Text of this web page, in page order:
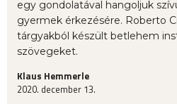
egy gondolatával hangoljuk
gyermek érkezésére. Roberto
tárgyakból készült betlehem
szövegeket.
Klaus Hemmerle
2020. december 13.